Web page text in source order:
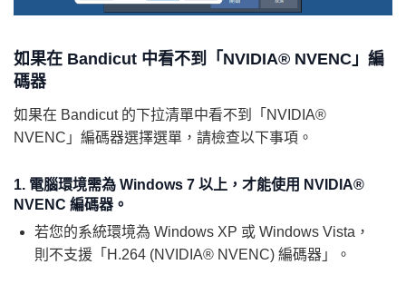
如果在 Bandicut 中看不到「NVIDIA® NVENC」編
碼器
如果在 Bandicut 的下拉清單中看不到「NVIDIA®
NVENC」編碼器選擇選單，請檢查以下事項。
1. 電腦環境需為 Windows 7 以上，才能使用 NVIDIA®
NVENC 編碼器。
若您的系統環境為 Windows XP 或 Windows Vista，
則不支援「H.264 (NVIDIA® NVENC) 編碼器」。